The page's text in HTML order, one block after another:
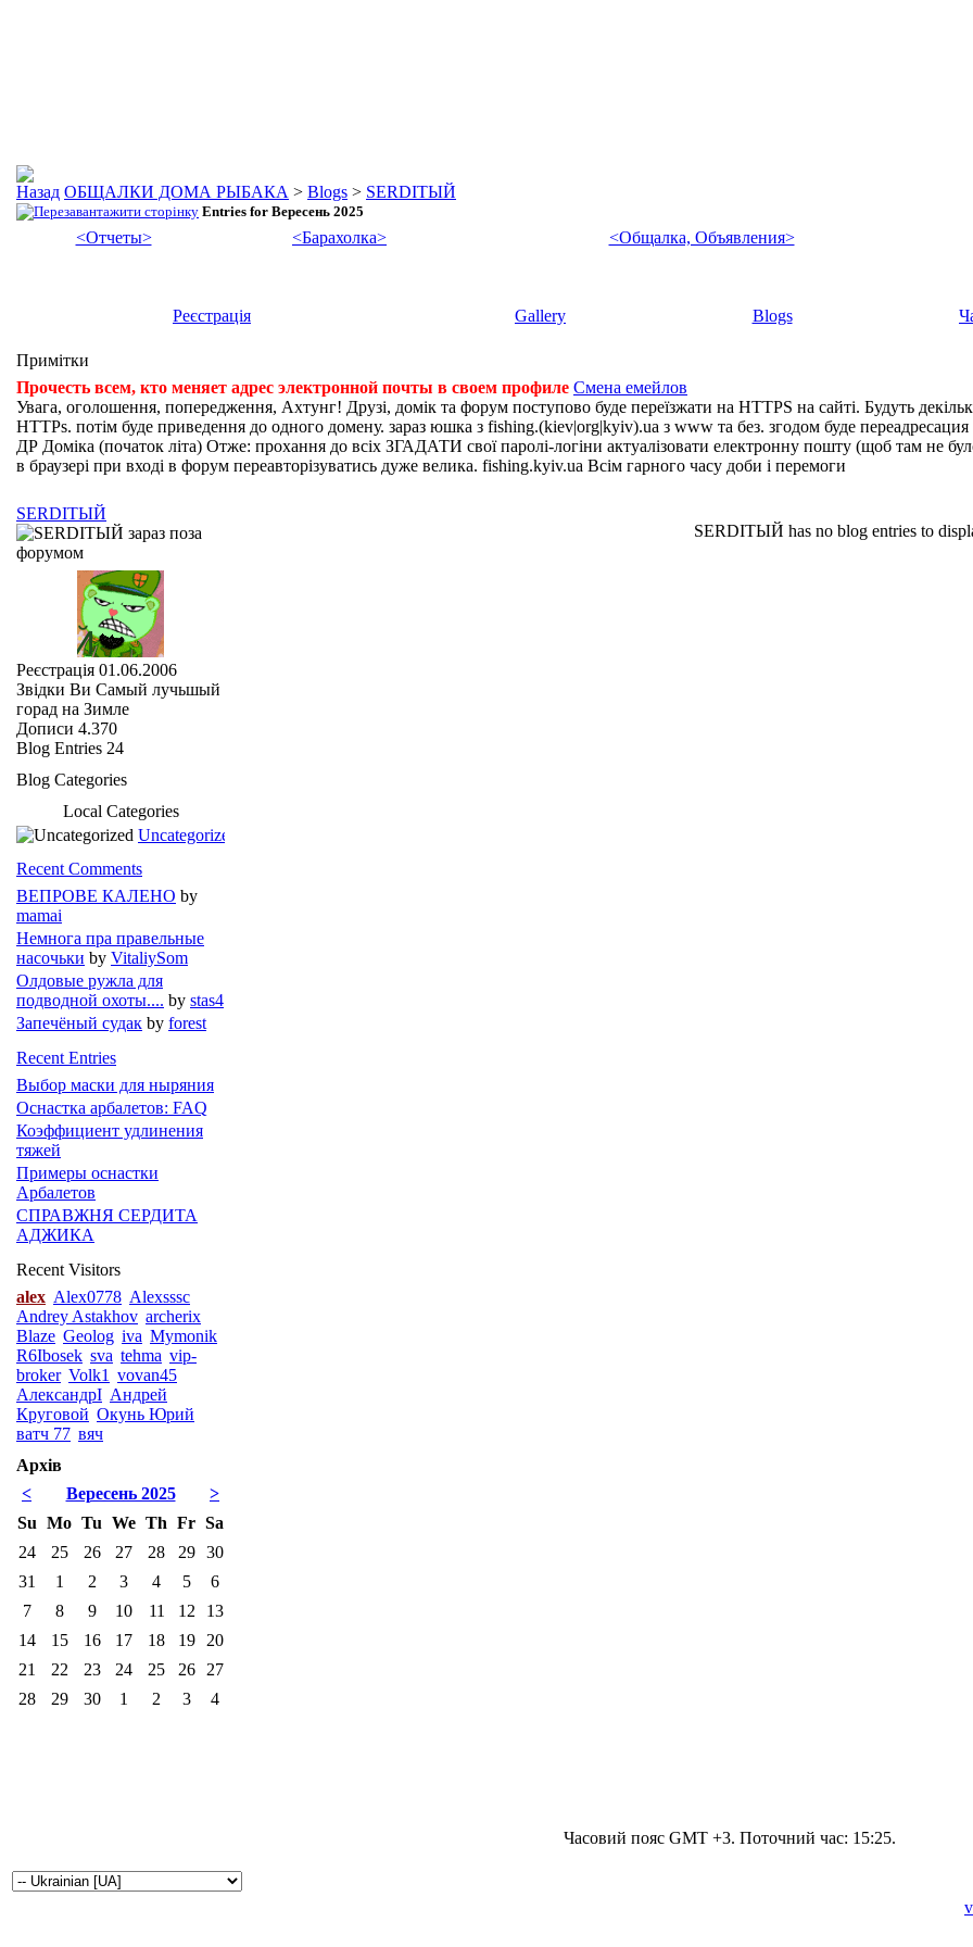
ОБЩАЛКИ ДОМА РЫБАКА > Blogs > SERDIТЫЙ
Entries for Вересень 2025
<Отчеты> <Барахолка> <Общалка, Объявления>
Реєстрація Gallery Blogs
Примітки
Прочесть всем, кто меняет адрес электронной почты в своем профиле Смена емейлов
Увага, оголошення, попередження, Ахтунг! Друзі, домік та форум поступово буде переїзжати на HTTPS на сайті. Будуть
HTTPs. потім буде приведення до одного домену. зараз юшка з fishing.(kiev|org|kyiv).ua з www та без. згодом буде
ДР Доміка (початок літа) Отже: прохання до всіх ЗГАДАТИ свої паролі-логіни актуалізовати електронну пошту (щоб там не
в браузері при вході в форум переавторізуватись дуже велика. fishing.kyiv.ua Всім гарного часу доби і перемоги
SERDIТЫЙ has no blog entries to
SERDIТЫЙ
Реєстрація 01.06.2006
Звідки Ви Самый лучьшый
горад на Зимле
Дописи 4.370
Blog Entries 24
Blog Categories
Local Categories
Uncategorized
Recent Comments
ВЕПРОВЕ КАЛЕНО by
mamai
Немнога пра правельные
насочьки by VitaliySom
Олдовые ружла для
подводной охоты.... by stas4
Запечёный судак by forest
Recent Entries
Выбор маски для ныряния
Оснастка арбалетов: FAQ
Коэффициент удлинения
тяжей
Примеры оснастки
Арбалетов
СПРАВЖНЯ СЕРДИТА
АДЖИКА
Recent Visitors
alex Alex0778 Alexsssc
Andrey Astakhov archerix
Blaze Geolog iva Mymonik
R6Ibosek sva tehma vip-
broker Volk1 vovan45
АлександрI Андрей
Круговой Окунь Юрий
ватч 77 вяч
Архів
<
>
Вересень 2025
Su Mo Tu We Th Fr Sa
24
25 26 27 28 29
30
31
1 2 3 4 5
6
7
8 9 10 11 12
13
14
15 16 17 18 19
20
21
22 23 24 25 26
27
28
29 30 1 2 3 4
Часовий пояс GMT +3. Поточний час: 15:25.